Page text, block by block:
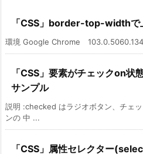
「CSS」border-top-widthで
環境 Google Chrome
「CSS」要素がチェックon
サンプル
説明 :checked はラジオボタン、チェ
ンの 中 ...
「CSS」属性セレクター